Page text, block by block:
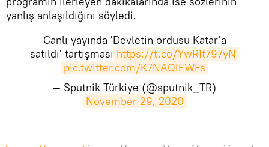
yanlış anlaşıldığını söyledi.
Canlı yayında 'Devletin ordusu Katar'a
satıldı' tartışması https://t.co/YwRIt797yN
pic.twitter.com/K7NAQlEWFs
— Sputnik Türkiye (@sputnik_TR)
November 29, 2020